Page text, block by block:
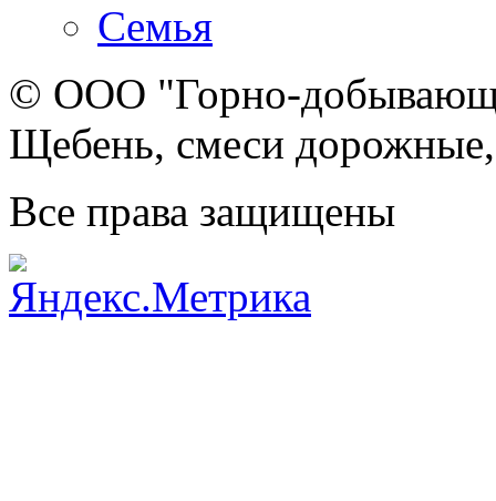
Семья
© ООО "Горно-
Щебень, смеси
Все права защищены